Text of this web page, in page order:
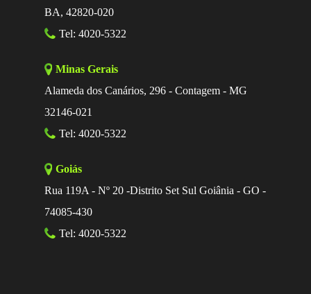
BA, 42820-020
Tel: 4020-5322
Minas Gerais
Alameda dos Canários, 296 - Contagem - MG
32146-021
Tel: 4020-5322
Goiás
Rua 119A - Nº 20 -Distrito Set Sul Goiânia - GO -
74085-430
Tel: 4020-5322